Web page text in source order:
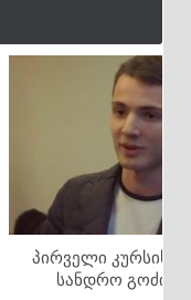
პირველი კურსის
სანდრო